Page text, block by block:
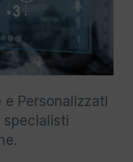
e Personalizzati